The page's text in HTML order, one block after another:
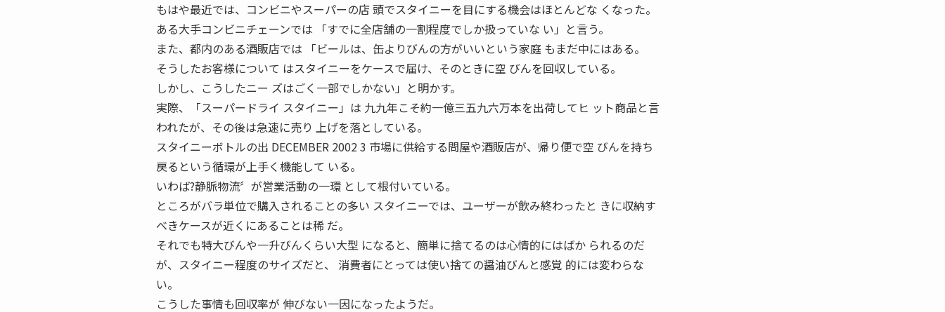
もはや最近では、コンビニやスーパーの店 頭でスタイニーを目にする機会はほとんどな くなった。
ある大手コンビニチェーンでは 「すでに全店舗の一割程度でしか扱っていな い」と言う。
また、都内のある酒販店では 「ビールは、缶よりびんの方がいいという家庭 もまだ中にはある。
そうしたお客様について はスタイニーをケースで届け、そのときに空 びんを回収している。
しかし、こうしたニー ズはごく一部でしかない」と明かす。
実際、「スーパードライ スタイニー」は 九九年こそ約一億三五九六万本を出荷してヒ ット商品と言
われたが、その後は急速に売り 上げを落としている。
スタイニーボトルの出 DECEMBER 2002 3 市場に供給する問屋や酒販店が、帰り便で空 びんを持ち
戻るという循環が上手く機能して いる。
いわば?静脈物流〞が営業活動の一環 として根付いている。
ところがバラ単位で購入されることの多い スタイニーでは、ユーザーが飲み終わったと きに収納す
べきケースが近くにあることは稀 だ。
それでも特大びんや一升びんくらい大型 になると、簡単に捨てるのは心情的にはばか られるのだ
が、スタイニー程度のサイズだと、 消費者にとっては使い捨ての醤油びんと感覚 的には変わらな
い。
こうした事情も回収率が 伸びない一因になったようだ。